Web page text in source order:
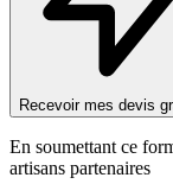
Recevoir mes devis
En soumettant ce
artisans partenaires